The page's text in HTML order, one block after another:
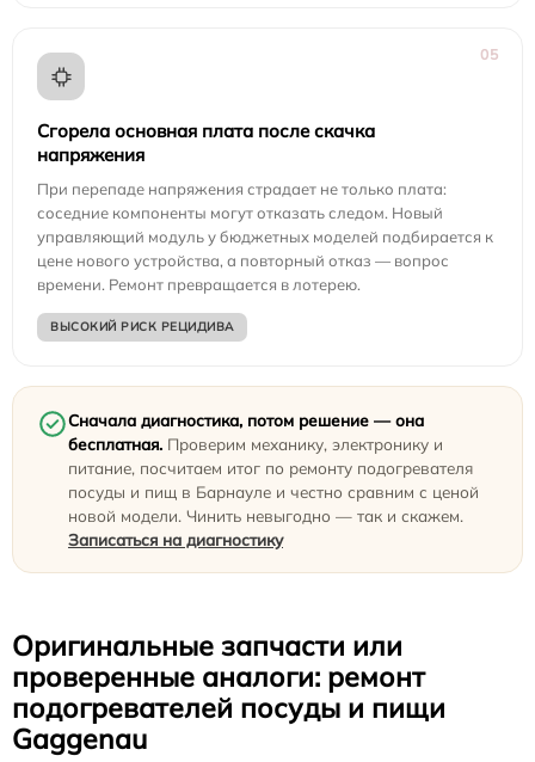
05
Сгорела основная плата после скачка
напряжения
При перепаде напряжения страдает не только плата:
соседние компоненты могут отказать следом. Новый
управляющий модуль у бюджетных моделей подбирается к
цене нового устройства, а повторный отказ — вопрос
времени. Ремонт превращается в лотерею.
ВЫСОКИЙ РИСК РЕЦИДИВА
Сначала диагностика, потом решение — она
бесплатная. Проверим механику, электронику и
питание, посчитаем итог по ремонту подогревателя
посуды и пищ в Барнауле и честно сравним с ценой
новой модели. Чинить невыгодно — так и скажем.
Записаться на диагностику
Оригинальные запчасти или
проверенные аналоги: ремонт
подогревателей посуды и пищи
Gaggenau